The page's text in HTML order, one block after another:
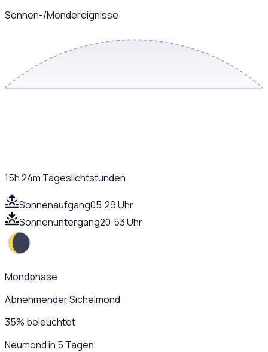
Sonnen-/Mondereignisse
15h 24m Tageslichtstunden
Sonnenaufgang05:29 Uhr
Sonnenuntergang20:53 Uhr
Mondphase
Abnehmender Sichelmond
35% beleuchtet
Neumond in 5 Tagen